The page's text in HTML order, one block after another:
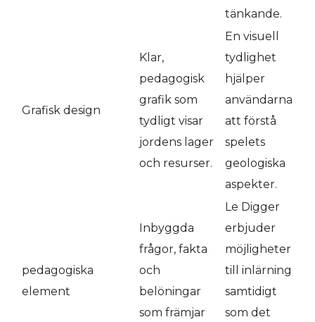
tänkande.
Grafisk design
Klar,
pedagogisk
grafik som
tydligt visar
jordens lager
och resurser.
En visuell
tydlighet
hjälper
användarna
att förstå
spelets
geologiska
aspekter.
pedagogiska
element
Inbyggda
frågor, fakta
och
belöningar
som främjar
Le Digger
erbjuder
möjligheter
till inlärning
samtidigt
som det